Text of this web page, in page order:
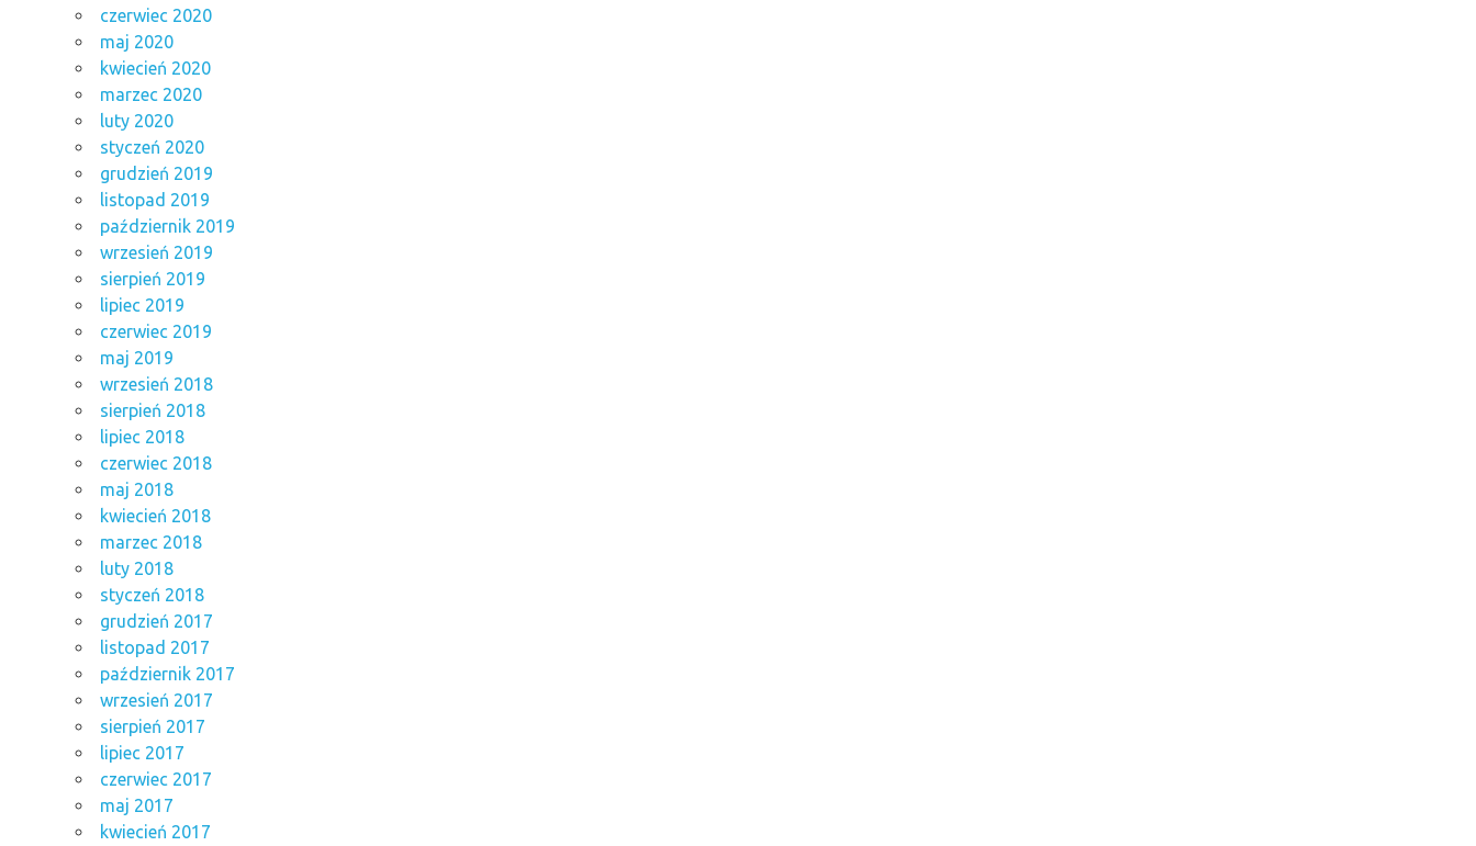
czerwiec 2020
maj 2020
kwiecień 2020
marzec 2020
luty 2020
styczeń 2020
grudzień 2019
listopad 2019
październik 2019
wrzesień 2019
sierpień 2019
lipiec 2019
czerwiec 2019
maj 2019
wrzesień 2018
sierpień 2018
lipiec 2018
czerwiec 2018
maj 2018
kwiecień 2018
marzec 2018
luty 2018
styczeń 2018
grudzień 2017
listopad 2017
październik 2017
wrzesień 2017
sierpień 2017
lipiec 2017
czerwiec 2017
maj 2017
kwiecień 2017